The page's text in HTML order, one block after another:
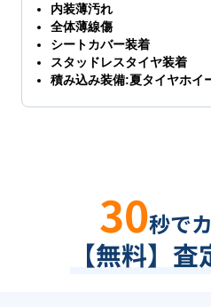
内装薄汚れ
全体薄線傷
シートカバー装着
スタッドレスタイヤ装着
積み込み装備:夏タイヤホイ
30秒で
【無料】